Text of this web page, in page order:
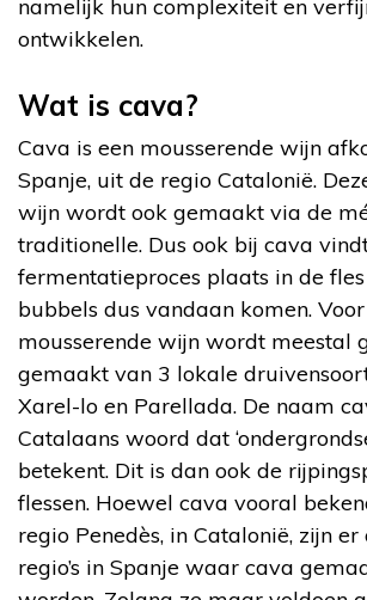
namelijk hun complexiteit en
ontwikkelen.
Wat is cava?
Cava is een mousserende wijn
Spanje, uit de regio Catalonië.
wijn wordt ook gemaakt via de
traditionelle. Dus ook bij cava
fermentatieproces plaats in de
bubbels dus vandaan komen.
mousserende wijn wordt meestal
gemaakt van 3 lokale
Xarel-lo en Parellada. De naam
Catalaans woord dat
betekent. Dit is dan ook de
flessen. Hoewel cava vooral
regio Penedès, in Catalonië, zijn
regio’s in Spanje waar cava